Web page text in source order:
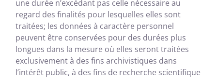
une durée n’excédant pas celle nécessaire au
regard des finalités pour lesquelles elles sont
traitées; les données à caractère personnel
peuvent être conservées pour des durées plus
longues dans la mesure où elles seront traitées
exclusivement à des fins archivistiques dans
l’intérêt public, à des fins de recherche scientifique